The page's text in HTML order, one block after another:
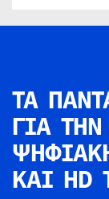
ΤΑ
ΓΙΑ ΤΗΝ
ΚΑΙ HD